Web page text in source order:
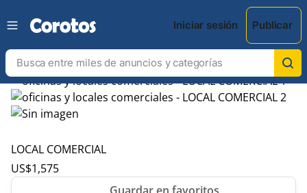
Iniciar sesión Publicar
LOCAL COMERCIAL
US$1,575